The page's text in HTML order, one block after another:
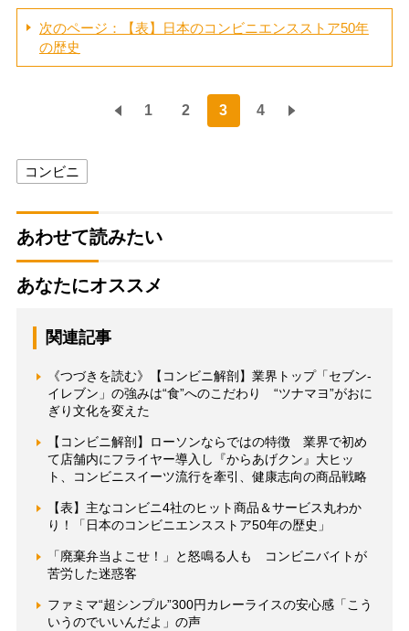
次のページ：【表】日本のコンビニエンスストア50年
の歴史
1 2 3 4
コンビニ
あわせて読みたい
あなたにオススメ
関連記事
《つづきを読む》【コンビニ解剖】業界トップ「セブン-
イレブン」の強みは“食”へのこだわり “ツナマヨ”がおに
ぎり文化を変えた
【コンビニ解剖】ローソンならではの特徴 業界で初め
て店舗内にフライヤー導入し『からあげクン』大ヒッ
ト、コンビニスイーツ流行を牽引、健康志向の商品戦略
【表】主なコンビニ4社のヒット商品＆サービス丸わか
り！「日本のコンビニエンスストア50年の歴史」
「廃棄弁当よこせ！」と怒鳴る人も コンビニバイトが
苦労した迷惑客
ファミマ“超シンプル”300円カレーライスの安心感「こう
いうのでいいんだよ」の声